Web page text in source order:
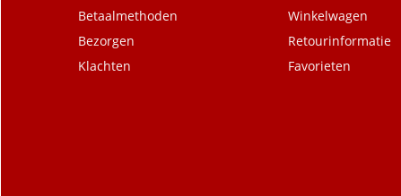
Betaalmethoden
Bezorgen
Klachten
Winkelwagen
Retourinformatie
Favorieten